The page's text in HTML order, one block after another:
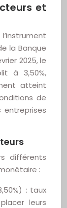
et
la Banque
2025, le
à 3,50%,
atteint
de
entreprises
différents
:
: taux
leurs